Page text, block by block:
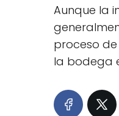
Aunque la
proceso
la bodega